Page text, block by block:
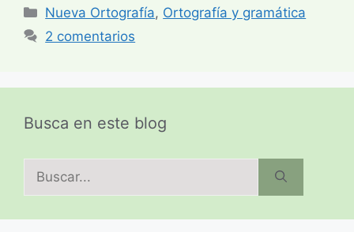
Categorías
Nueva Ortografía, Ortografía y gramática
2 comentarios
Busca en este blog